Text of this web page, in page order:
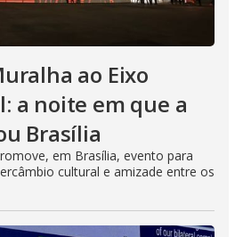
ao Eixo
a noite em que a
Brasília
em Brasília, evento para
cultural e amizade entre os